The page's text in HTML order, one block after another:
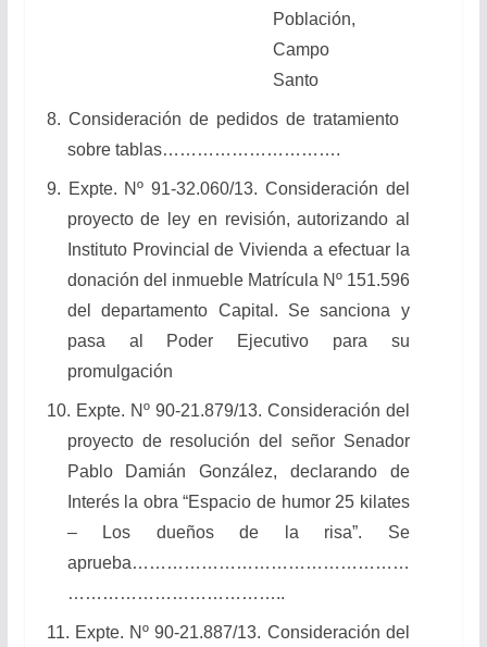
Población,
Campo
Santo
8. Consideración de pedidos de tratamiento
sobre tablas………………………….
9. Expte. Nº 91-32.060/13. Consideración del
proyecto de ley en revisión, autorizando al
Instituto Provincial de Vivienda a efectuar la
donación del inmueble Matrícula Nº 151.596
del departamento Capital. Se sanciona y
pasa al Poder Ejecutivo para su
promulgación
10. Expte. Nº 90-21.879/13. Consideración del
proyecto de resolución del señor Senador
Pablo Damián González, declarando de
Interés la obra “Espacio de humor 25 kilates
– Los dueños de la risa”. Se
aprueba…………………………………………
………………………………..
11. Expte. Nº 90-21.887/13. Consideración del